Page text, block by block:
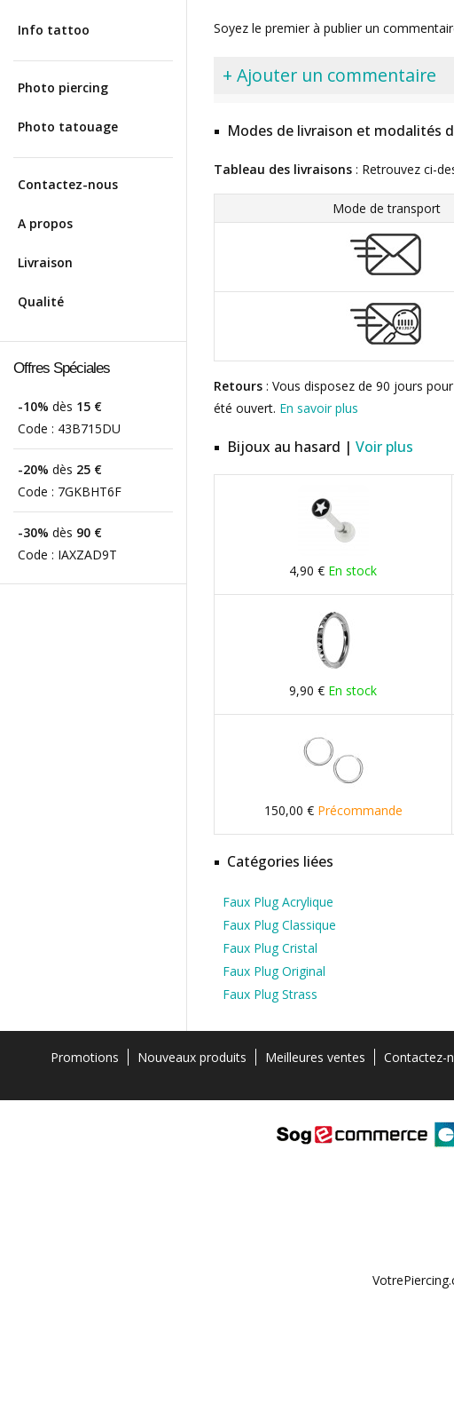
Info tattoo
Photo piercing
Photo tatouage
Contactez-nous
A propos
Livraison
Qualité
Offres Spéciales
-10% dès 15 €
Code : 43B715DU
-20% dès 25 €
Code : 7GKBHT6F
-30% dès 90 €
Code : IAXZAD9T
Soyez le premier à publier un
+ Ajouter un commentaire
Modes de livraison et modalités
Tableau des livraisons : Retrouvez ci-
Mode de transport
Retours : Vous disposez de 90 jours
été ouvert. En savoir plus
Bijoux au hasard | Voir plus
4,90 € En stock
9,90 € En stock
150,00 € Précommande
Catégories liées
Faux Plug Acrylique
Faux Plug Classique
Faux Plug Cristal
Faux Plug Original
Faux Plug Strass
Promotions Nouveaux produits Meilleures ventes Contactez-